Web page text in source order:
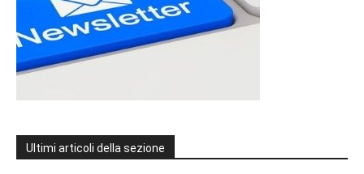
Ultimi articoli della sezione